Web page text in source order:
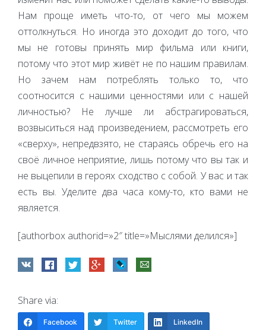
Нам проще иметь что-то, от чего мы можем
оттолкнуться. Но иногда это доходит до того, что
мы не готовы принять мир фильма или книги,
потому что этот мир живёт не по нашим правилам.
Но зачем нам потреблять только то, что
соотносится с нашими ценностями или с нашей
личностью? Не лучше ли абстрагироваться,
возвыситься над произведением, рассмотреть его
«сверху», непредвзято, не стараясь обречь его на
своё личное неприятие, лишь потому что вы так и
не выцепили в героях сходство с собой. У вас и так
есть вы. Уделите два часа кому-то, кто вами не
является.
[authorbox authorid=»2″ title=»Мыслями делился»]
Share via:
Facebook Twitter LinkedIn